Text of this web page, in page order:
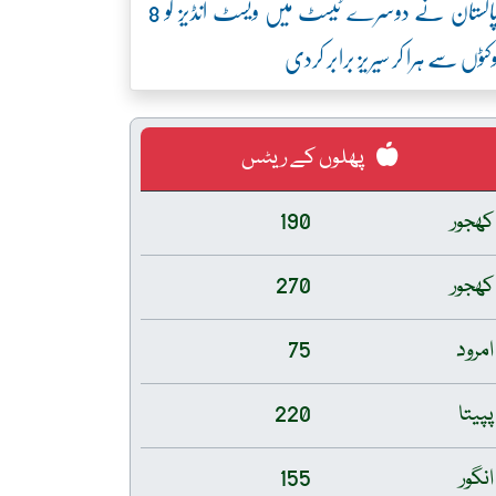
سے ہرا کر سیریز برابر کردی
پھلوں کے ریٹس
کھجور
190
کھجور
270
امرود
75
پپیتا
220
انگور
155